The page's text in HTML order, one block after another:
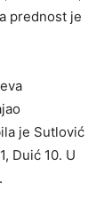
prednost je
je Sutlović
Duić 10. U